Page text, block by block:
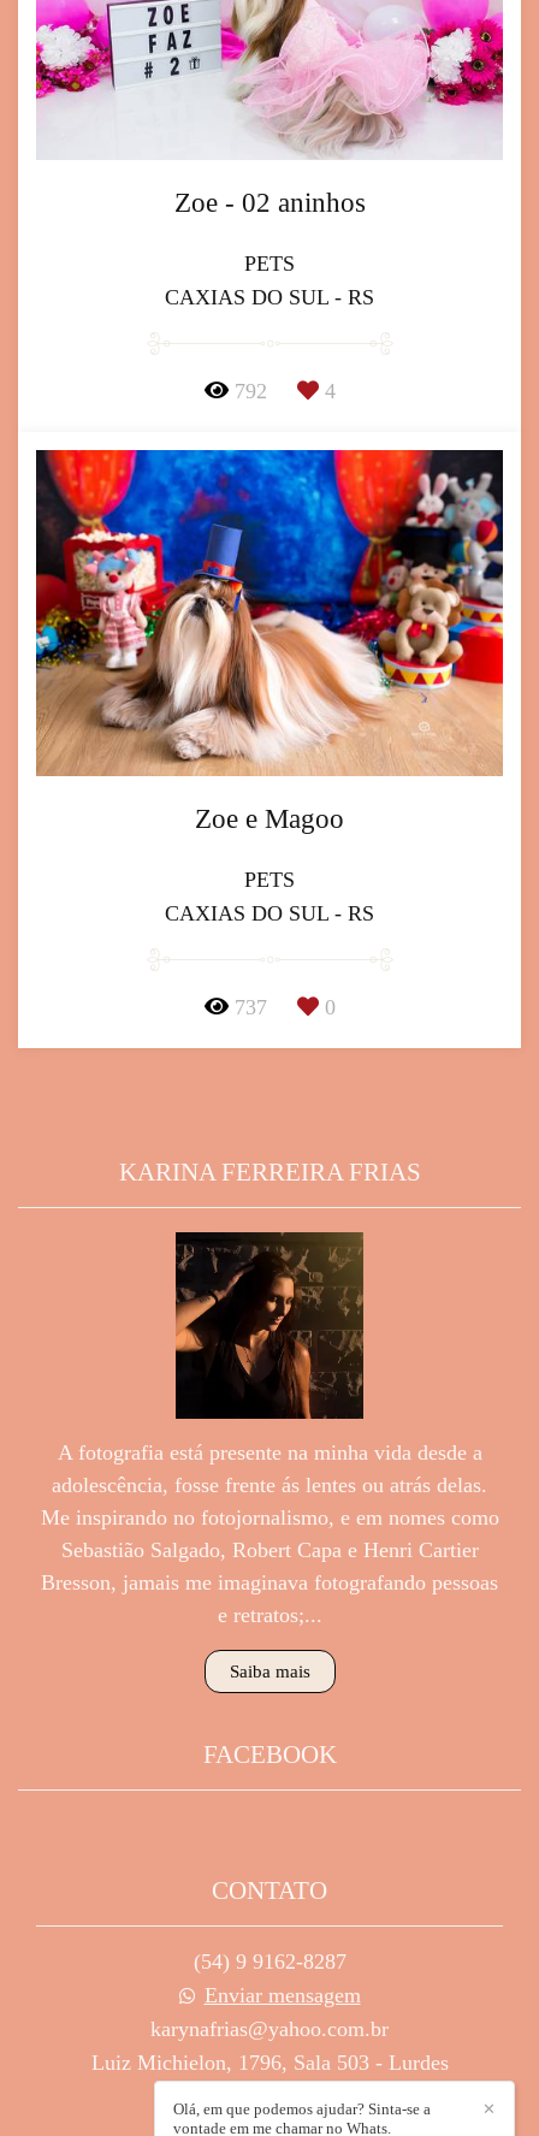
Zoe - 02 aninhos
PETS
CAXIAS DO SUL - RS
792 4
Zoe e Magoo
PETS
CAXIAS DO SUL - RS
737 0
KARINA FERREIRA FRIAS
A fotografia está presente na minha vida desde a
adolescência, fosse frente ás lentes ou atrás delas.
Me inspirando no fotojornalismo, e em nomes como
Sebastião Salgado, Robert Capa e Henri Cartier
Bresson, jamais me imaginava fotografando pessoas
e retratos;...
Saiba mais
FACEBOOK
CONTATO
(54) 9 9162-8287
Enviar mensagem
karynafrias@yahoo.com.br
Luiz Michielon, 1796, Sala 503 - Lurdes
✕
Olá, em que podemos ajudar? Sinta-se a
vontade em me chamar no Whats.